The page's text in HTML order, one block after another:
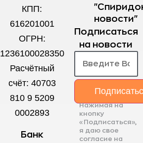
КПП:
616201001
ОГРН:
1236100028350
Расчётный
счёт: 40703
810 9 5209
0002893
Банк
новости"
Подписаться
на новости
Нажимая на
кнопку
«Подписаться»,
я даю свое
согласие на